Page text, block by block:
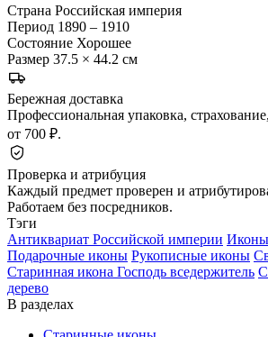
Страна Российская империя
Период 1890 – 1910
Состояние Хорошее
Размер 37.5 × 44.2 см
Бережная доставка
Профессиональная упаковка,
от 700 ₽.
Проверка и атрибуция
Каждый предмет проверен и
Работаем без посредников.
Тэги
Антиквариат Российской империи
Подарочные иконы Рукописные иконы
Старинная икона Господь вседержитель
дерево
В разделах